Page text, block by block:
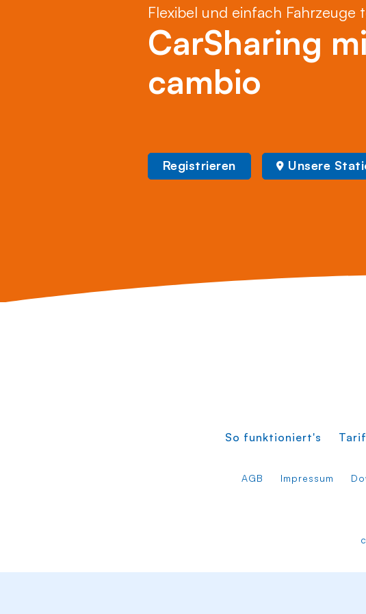
Flexibel und einfach Fahrzeuge
CarSharing
cambio
Registrieren Unsere
So funktioniert's
AGB Impressum